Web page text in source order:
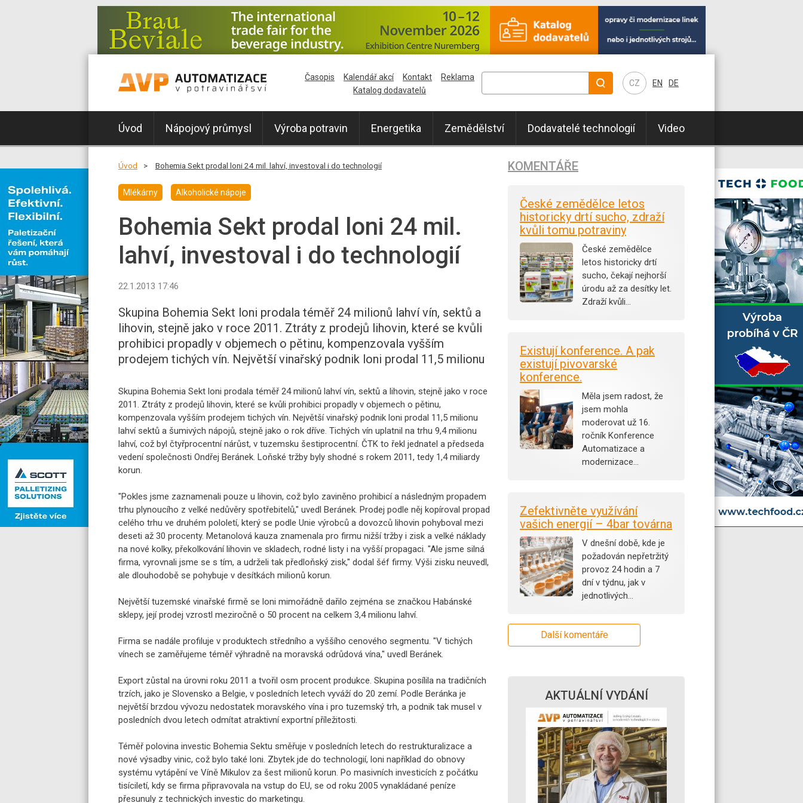
CZ EN DE
Úvod Nápojový průmysl Výroba potravin Energetika Zemědělství Dodavatelé technologií Video
Časopis Kalendář akcí Kontakt
Reklama
Katalog dodavatelů
Úvod Bohemia Sekt prodal loni 24 mil. lahví, investoval i do technologií
Mlékárny Alkoholické nápoje
Bohemia Sekt prodal loni 24 mil.
lahví, investoval i do technologií
22.1.2013 17:46
Skupina Bohemia Sekt loni prodala téměř 24 milionů lahví vín, sektů a
lihovin, stejně jako v roce 2011. Ztráty z prodejů lihovin, které se kvůli
prohibici propadly v objemech o pětinu, kompenzovala vyšším
prodejem tichých vín. Největší vinařský podnik loni prodal 11,5 milionu
Skupina Bohemia Sekt loni prodala téměř 24 milionů lahví vín, sektů a lihovin, stejně jako v roce
2011. Ztráty z prodejů lihovin, které se kvůli prohibici propadly v objemech o pětinu,
kompenzovala vyšším prodejem tichých vín. Největší vinařský podnik loni prodal 11,5 milionu
lahví sektů a šumivých nápojů, stejně jako o rok dříve. Tichých vín uplatnil na trhu 9,4 milionu
lahví, což byl čtyřprocentní nárůst, v tuzemsku šestiprocentní. ČTK to řekl jednatel a předseda
vedení společnosti Ondřej Beránek. Loňské tržby byly shodné s rokem 2011, tedy 1,4 miliardy
korun.
"Pokles jsme zaznamenali pouze u lihovin, což bylo zaviněno prohibicí a následným propadem
trhu plynoucího z velké nedůvěry spotřebitelů," uvedl Beránek. Prodej podle něj kopíroval propad
celého trhu ve druhém pololetí, který se podle Unie výrobců a dovozců lihovin pohyboval mezi
deseti až 30 procenty. Metanolová kauza znamenala pro firmu nižší tržby i zisk a velké náklady
na nové kolky, překolkování lihovin ve skladech, rodné listy i na vyšší propagaci. "Ale jsme silná
firma, vyrovnali jsme se s tím, a udrželi tak předloňský zisk," dodal šéf firmy. Výši zisku neuvedl,
ale dlouhodobě se pohybuje v desítkách milionů korun.
Největší tuzemské vinařské firmě se loni mimořádně dařilo zejména se značkou Habánské
sklepy, její prodej vzrostl meziročně o 50 procent na celkem 3,4 milionu lahví.
Firma se nadále profiluje v produktech středního a vyššího cenového segmentu. "V tichých
vínech se zaměřujeme téměř výhradně na moravská odrůdová vína," uvedl Beránek.
Export zůstal na úrovni roku 2011 a tvořil osm procent produkce. Skupina posílila na tradičních
trzích, jako je Slovensko a Belgie, v posledních letech vyváží do 20 zemí. Podle Beránka je
největší brzdou vývozu nedostatek moravského vína i pro tuzemský trh, a podnik tak musel v
posledních dvou letech odmítat atraktivní exportní příležitosti.
Téměř polovina investic Bohemia Sektu směřuje v posledních letech do restrukturalizace a
nové výsadby vinic, což bylo také loni. Zbytek jde do technologií, loni například do obnovy
systému vytápění ve Víně Mikulov za šest milionů korun. Po masivních investicích z počátku
tisíciletí, kdy se firma připravovala na vstup do EU, se od roku 2005 vynakládané peníze
přesunuly z technických investic do marketingu.
KOMENTÁŘE
České zemědělce letos
historicky drtí sucho, zdraží
kvůli tomu potraviny
České zemědělce
letos historicky drtí
sucho, čekají nejhorší
úrodu až za desítky let.
Zdraží kvůli…
Existují konference. A pak
existují pivovarské
konference.
Měla jsem radost, že
jsem mohla
moderovat už 16.
ročník Konference
Automatizace a
modernizace…
Zefektivněte využívání
vašich energií – 4bar továrna
V dnešní době, kde je
požadován nepřetržitý
provoz 24 hodin a 7
dní v týdnu, jak v
jednotlivých…
Další komentáře
AKTUÁLNÍ VYDÁNÍ